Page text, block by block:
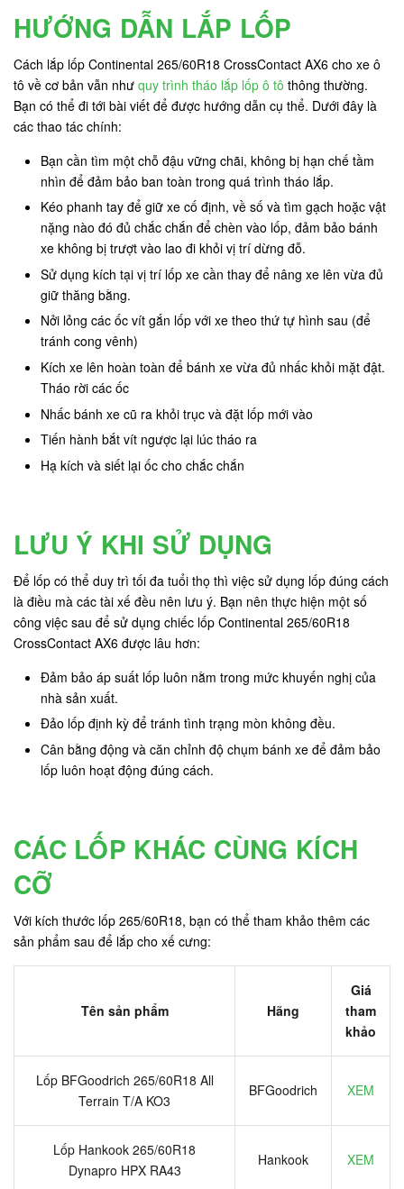
HƯỚNG DẪN LẮP LỐP
Cách lắp lốp Continental 265/60R18 CrossContact AX6 cho xe ô
tô về cơ bản vẫn như quy trình tháo lắp lốp ô tô thông thường.
Bạn có thể đi tới bài viết để được hướng dẫn cụ thể. Dưới đây là
các thao tác chính:
Bạn cần tìm một chỗ đậu vững chãi, không bị hạn chế tầm
nhìn để đảm bảo ban toàn trong quá trình tháo lắp.
Kéo phanh tay để giữ xe cố định, về số và tìm gạch hoặc vật
nặng nào đó đủ chắc chắn để chèn vào lốp, đảm bảo bánh
xe không bị trượt vào lao đi khỏi vị trí dừng đỗ.
Sử dụng kích tại vị trí lốp xe cần thay để nâng xe lên vừa đủ
giữ thăng bằng.
Nởi lỏng các ốc vít gắn lốp với xe theo thứ tự hình sau (để
tránh cong vênh)
Kích xe lên hoàn toàn để bánh xe vừa đủ nhấc khỏi mặt đật.
Tháo rời các ốc
Nhấc bánh xe cũ ra khỏi trục và đặt lốp mới vào
Tiến hành bắt vít ngược lại lúc tháo ra
Hạ kích và siết lại ốc cho chắc chắn
LƯU Ý KHI SỬ DỤNG
Để lốp có thể duy trì tối đa tuổi thọ thì việc sử dụng lốp đúng cách
là điều mà các tài xế đều nên lưu ý. Bạn nên thực hiện một số
công việc sau để sử dụng chiếc lốp Continental 265/60R18
CrossContact AX6 được lâu hơn:
Đảm bảo áp suất lốp luôn nằm trong mức khuyến nghị của
nhà sản xuất.
Đảo lốp định kỳ để tránh tình trạng mòn không đều.
Cân bằng động và căn chỉnh độ chụm bánh xe để đảm bảo
lốp luôn hoạt động đúng cách.
CÁC LỐP KHÁC CÙNG KÍCH
CỠ
Với kích thước lốp 265/60R18, bạn có thể tham khảo thêm các
sản phẩm sau để lắp cho xế cưng:
Tên sản phẩm Hãng
Giá
tham
khảo
Lốp BFGoodrich 265/60R18 All
Terrain T/A KO3
BFGoodrich XEM
Lốp Hankook 265/60R18
Dynapro HPX RA43
Hankook XEM